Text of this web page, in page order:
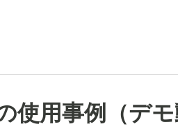
用事例（デモ